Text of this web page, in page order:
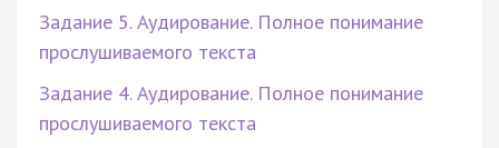
Задание 5. Аудирование. Полное понимание
прослушиваемого текста
Задание 4. Аудирование. Полное понимание
прослушиваемого текста